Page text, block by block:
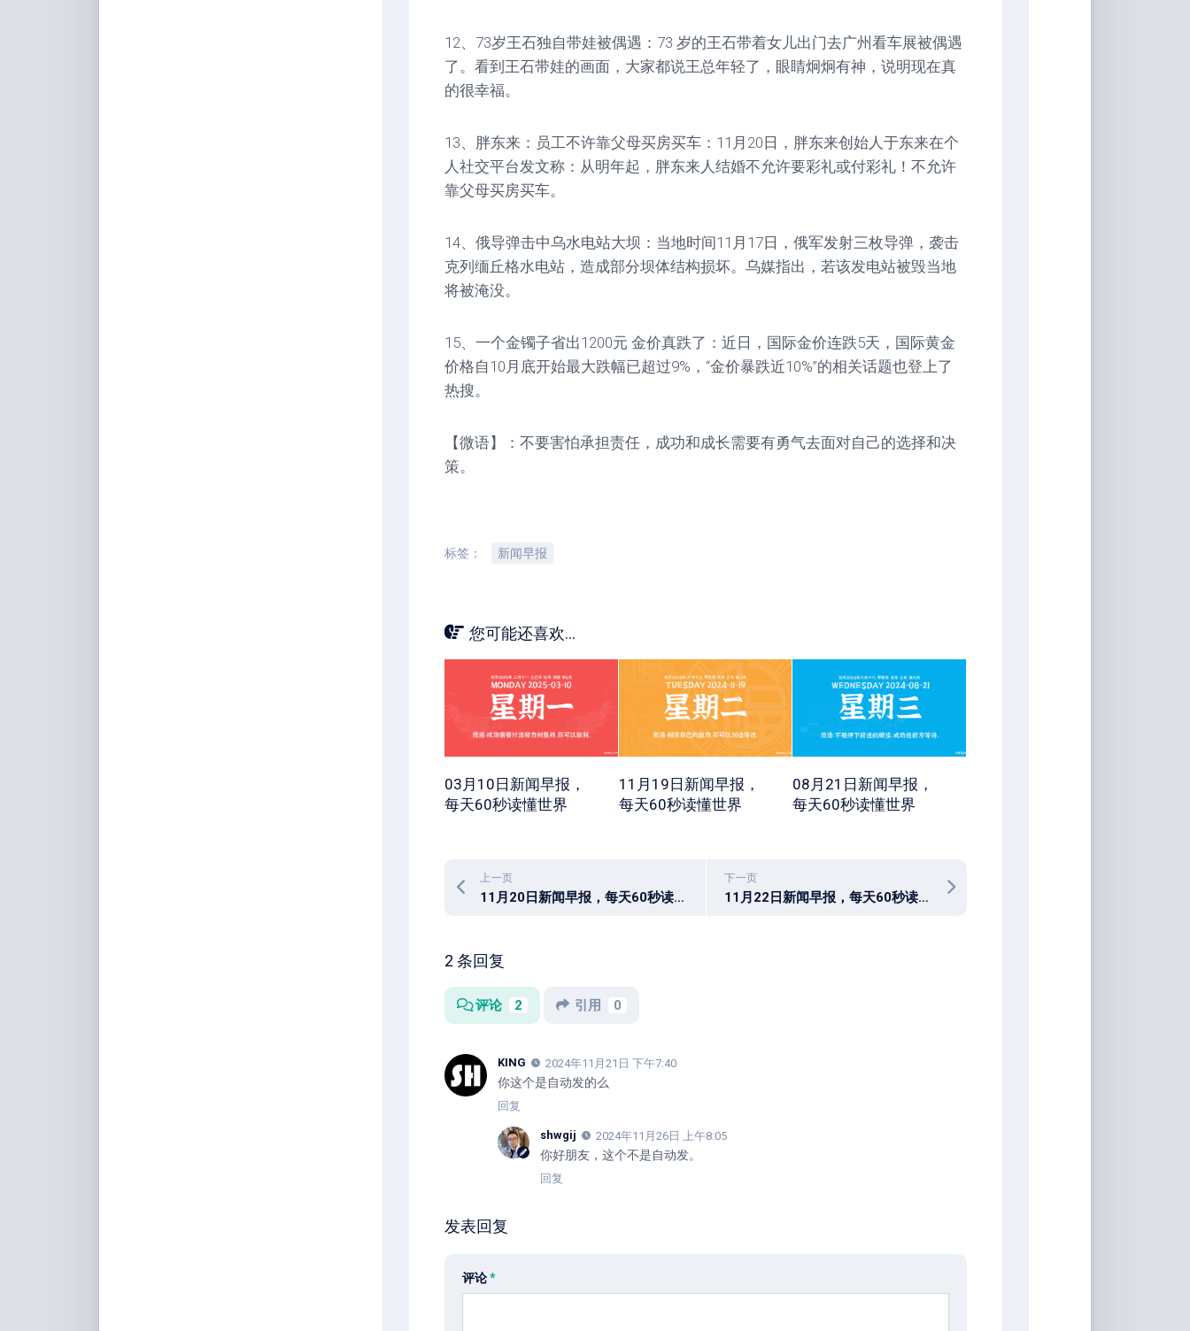
12、73岁王石独自带娃被偶遇：73 岁的王石带着女儿出门去广州看车展被偶遇
了。看到王石带娃的画面，大家都说王总年轻了，眼睛炯炯有神，说明现在真
的很幸福。
13、胖东来：员工不许靠父母买房买车：11月20日，胖东来创始人于东来在个
人社交平台发文称：从明年起，胖东来人结婚不允许要彩礼或付彩礼！不允许
靠父母买房买车。
14、俄导弹击中乌水电站大坝：当地时间11月17日，俄军发射三枚导弹，袭击
克列缅丘格水电站，造成部分坝体结构损坏。乌媒指出，若该发电站被毁当地
将被淹没。
15、一个金镯子省出1200元 金价真跌了：近日，国际金价连跌5天，国际黄金
价格自10月底开始最大跌幅已超过9%，“金价暴跌近10%”的相关话题也登上了
热搜。
【微语】：不要害怕承担责任，成功和成长需要有勇气去面对自己的选择和决
策。
标签： 新闻早报
您可能还喜欢...
03月10日新闻早报，
每天60秒读懂世界
11月19日新闻早报，
每天60秒读懂世界
08月21日新闻早报，
每天60秒读懂世界
下一页
11月22日新闻早报，每天60秒读懂世界
上一页
11月20日新闻早报，每天60秒读懂世界
2 条回复
评论 2 引用 0
KING 2024年11月21日 下午7:40
你这个是自动发的么
回复
shwgij 2024年11月26日 上午8:05
你好朋友，这个不是自动发。
回复
发表回复
评论*